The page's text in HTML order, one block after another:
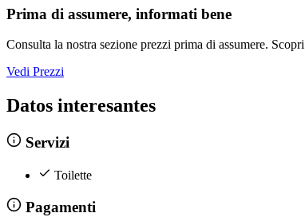
Prima di assumere, informati bene
Consulta la nostra sezione prezzi prima di assumere. Scopri
Vedi Prezzi
Datos interesantes
Servizi
Toilette
Pagamenti